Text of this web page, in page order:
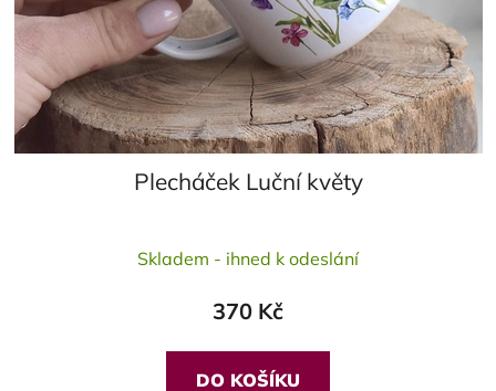
Plecháček Luční květy
Skladem - ihned k odeslání
370 Kč
DO KOŠÍKU